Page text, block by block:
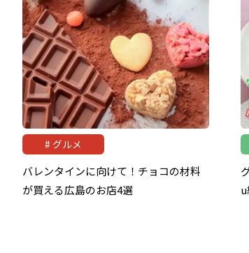
グルメ
バレンタインに向けて！チョコの材料
が買える広島のお店4選